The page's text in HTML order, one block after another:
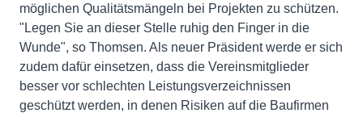
möglichen Qualitätsmängeln bei Projekten zu schützen.
"Legen Sie an dieser Stelle ruhig den Finger in die
Wunde", so Thomsen. Als neuer Präsident werde er sich
zudem dafür einsetzen, dass die Vereinsmitglieder
besser vor schlechten Leistungsverzeichnissen
geschützt werden, in denen Risiken auf die Baufirmen